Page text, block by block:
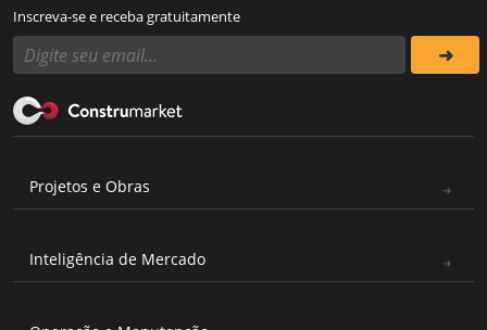
Inscreva-se e receba gratuitamente
Projetos e Obras
Inteligência de Mercado